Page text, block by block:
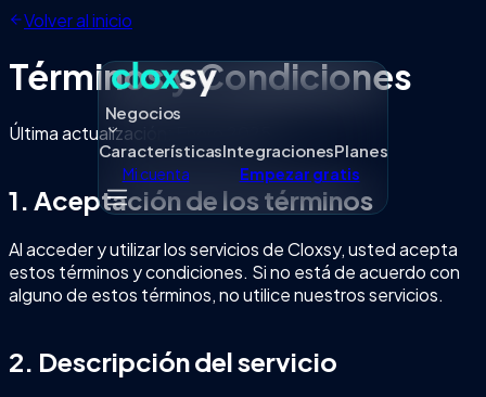
Negocios
CaracterísticasIntegracionesPlanes
Mi cuenta Empezar gratis
Volver al inicio
Términos y Condiciones
Última actualización: Enero 2025
1. Aceptación de los términos
Al acceder y utilizar los servicios de Cloxsy, usted acepta
estos términos y condiciones. Si no está de acuerdo con
alguno de estos términos, no utilice nuestros servicios.
2. Descripción del servicio